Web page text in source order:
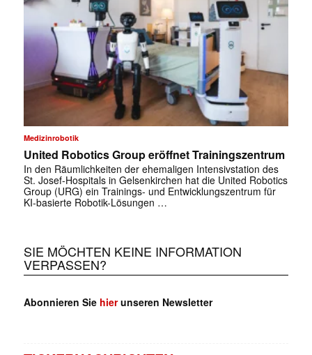
Medizinrobotik
United Robotics Group eröffnet Trainingszentrum
In den Räumlichkeiten der ehemaligen Intensivstation des
St. Josef-Hospitals in Gelsenkirchen hat die United Robotics
Group (URG) ein Trainings- und Entwicklungszentrum für
KI-basierte Robotik-Lösungen …
SIE MÖCHTEN KEINE INFORMATION
VERPASSEN?
Abonnieren Sie hierunseren Newsletter